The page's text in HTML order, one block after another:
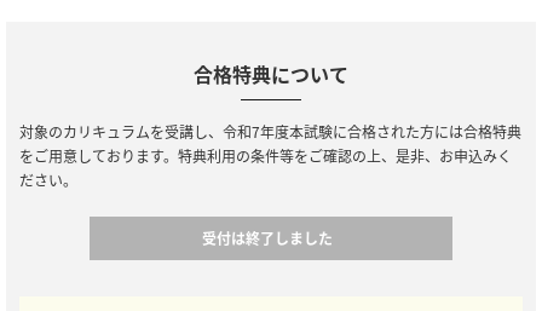
合格特典について
対象のカリキュラムを受講し、令和7年度本試験に合格された方には合格特典
をご用意しております。特典利用の条件等をご確認の上、是非、お申込みく
ださい。
受付は終了しました